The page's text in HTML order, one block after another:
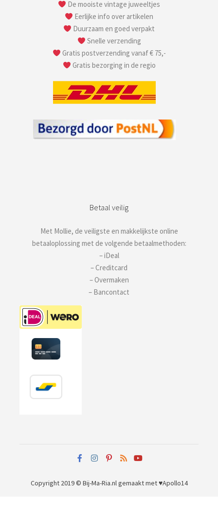
De mooiste vintage juweeltjes
Eerlijke info over artikelen
Duurzaam en goed verpakt
Snelle verzending
Gratis postverzending vanaf € 75,-
Gratis bezorging in de regio
Betaal veilig
Met Mollie, de veiligste en makkelijkste online
betaaloplossing met de volgende betaalmethoden:
– iDeal
– Creditcard
– Overmaken
– Bancontact
Copyright 2019 © Bij-Ma-Ria.nlgemaakt met ♥Apollo14